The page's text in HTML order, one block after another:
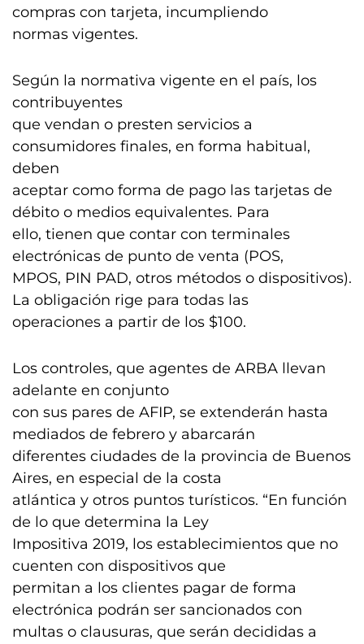
compras con tarjeta, incumpliendo
normas vigentes.
Según la normativa vigente en el país, los
contribuyentes
que vendan o presten servicios a
consumidores finales, en forma habitual,
deben
aceptar como forma de pago las tarjetas de
débito o medios equivalentes. Para
ello, tienen que contar con terminales
electrónicas de punto de venta (POS,
MPOS, PIN PAD, otros métodos o dispositivos).
La obligación rige para todas las
operaciones a partir de los $100.
Los controles, que agentes de ARBA llevan
adelante en conjunto
con sus pares de AFIP, se extenderán hasta
mediados de febrero y abarcarán
diferentes ciudades de la provincia de Buenos
Aires, en especial de la costa
atlántica y otros puntos turísticos. “En función
de lo que determina la Ley
Impositiva 2019, los establecimientos que no
cuenten con dispositivos que
permitan a los clientes pagar de forma
electrónica podrán ser sancionados con
multas o clausuras, que serán decididas a